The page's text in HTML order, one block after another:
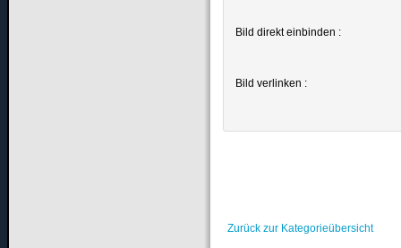
Bild direkt einbinden :
Bild verlinken :
Zurück zur Kategorieübersicht